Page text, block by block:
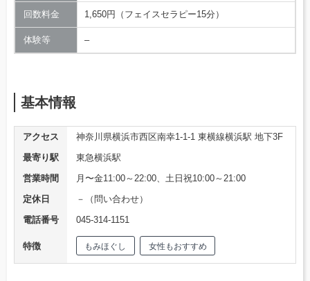
回数料金 1,650円（フェイスセラピー15分）
体験等 –
基本情報
アクセス
神奈川県横浜市西区南幸1-1-1 東横線横浜駅 地下3F
最寄り駅
東急横浜駅
営業時間
月〜金11:00～22:00、土日祝10:00～21:00
定休日
－（問い合わせ）
電話番号
045-314-1151
特徴 もみほぐし 女性もおすすめ